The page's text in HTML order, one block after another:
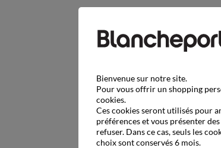
Bienvenue sur notre site.
Pour vous offrir un shopping
cookies.
Ces cookies seront utilisés pour
préférences et vous présenter
refuser. Dans ce cas, seuls les
choix sont conservés 6 mois.